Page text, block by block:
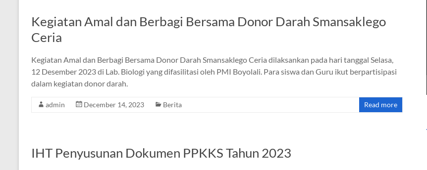
Kegiatan Amal dan Berbagi Bersama Donor Darah Smansaklego
Ceria
Kegiatan Amal dan Berbagi Bersama Donor Darah Smansaklego Ceria dilaksankan pada hari tanggal Selasa,
12 Desember 2023 di Lab. Biologi yang difasilitasi oleh PMI Boyolali. Para siswa dan Guru ikut berpartisipasi
dalam kegiatan donor darah.
admin December 14, 2023 Berita Read more
IHT Penyusunan Dokumen PPKKS Tahun 2023